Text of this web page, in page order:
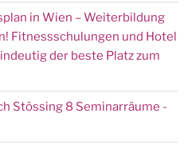
in Wien – Weiterbildung
Fitnessschulungen und Hotel
der beste Platz zum
Stössing 8 Seminarräume -